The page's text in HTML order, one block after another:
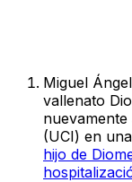
Miguel
vallenato
nuevamente
(UCI) en
hijo de